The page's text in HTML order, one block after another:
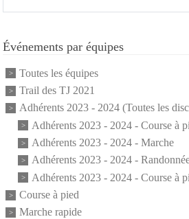
Événements par équipes
Toutes les équipes
Trail des TJ 2021
Adhérents 2023 - 2024 (Toutes les
Adhérents 2023 - 2024 - Course à
Adhérents 2023 - 2024 - Marche
Adhérents 2023 - 2024 -
Adhérents 2023 - 2024 - Course à
Course à pied
Marche rapide